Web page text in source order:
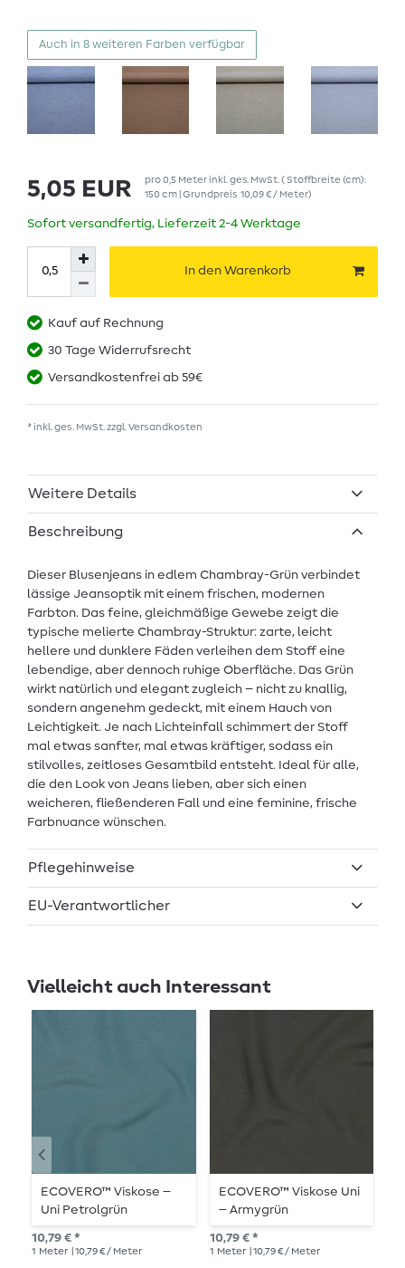
Auch in 8 weiteren Farben verfügbar
5,05 EUR pro0,5 Meterinkl. ges. MwSt. ( Stoffbreite (cm):
150 cm | Grundpreis 10,09 € / Meter)
Sofort versandfertig, Lieferzeit 2-4 Werktage
In den Warenkorb
Kauf auf Rechnung
30 Tage Widerrufsrecht
Versandkostenfrei ab 59€
* inkl. ges. MwSt. zzgl. Versandkosten
Weitere Details
Beschreibung
Dieser Blusenjeans in edlem Chambray-Grün verbindet
lässige Jeansoptik mit einem frischen, modernen
Farbton. Das feine, gleichmäßige Gewebe zeigt die
typische melierte Chambray-Struktur: zarte, leicht
hellere und dunklere Fäden verleihen dem Stoff eine
lebendige, aber dennoch ruhige Oberfläche. Das Grün
wirkt natürlich und elegant zugleich – nicht zu knallig,
sondern angenehm gedeckt, mit einem Hauch von
Leichtigkeit. Je nach Lichteinfall schimmert der Stoff
mal etwas sanfter, mal etwas kräftiger, sodass ein
stilvolles, zeitloses Gesamtbild entsteht. Ideal für alle,
die den Look von Jeans lieben, aber sich einen
weicheren, fließenderen Fall und eine feminine, frische
Farbnuance wünschen.
Pflegehinweise
EU-Verantwortlicher
Vielleicht auch Interessant
ECOVERO™ Viskose –
Uni Petrolgrün
10,79 € *
1 Meter | 10,79 € / Meter
ECOVERO™ Viskose Uni
– Armygrün
10,79 € *
1 Meter | 10,79 € / Meter